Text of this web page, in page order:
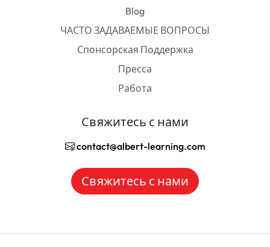
Blog
ЧАСТО ЗАДАВАЕМЫЕ ВОПРОСЫ
Спонсорская Поддержка
Пресса
Работа
Свяжитесь с нами
contact@albert-learning.com
Свяжитесь с нами